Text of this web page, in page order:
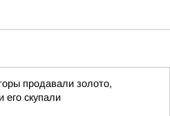
продавали золото,
его скупали